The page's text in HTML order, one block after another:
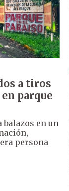
a tiros
parque
balazos en un
persona